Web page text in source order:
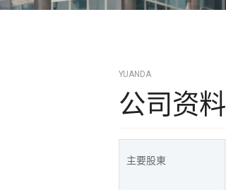
YUANDA
公司资料
主要股東